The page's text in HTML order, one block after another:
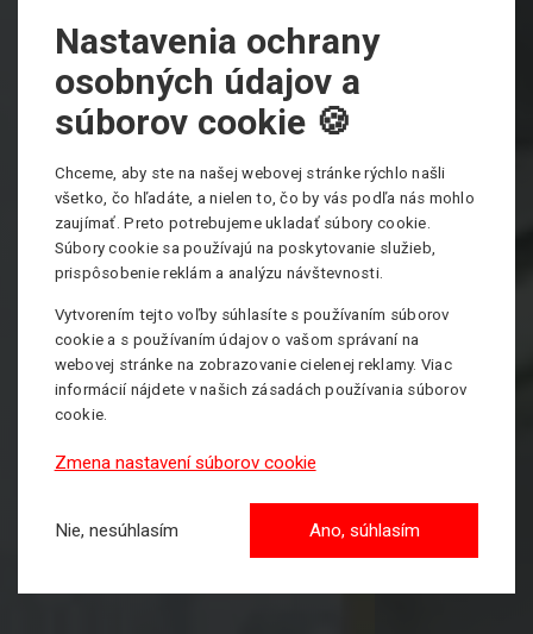
Nastavenia ochrany
osobných údajov a
súborov cookie 🍪
Chceme, aby ste na našej webovej stránke rýchlo našli
všetko, čo hľadáte, a nielen to, čo by vás podľa nás mohlo
zaujímať. Preto potrebujeme ukladať súbory cookie.
Súbory cookie sa používajú na poskytovanie služieb,
prispôsobenie reklám a analýzu návštevnosti.
Vytvorením tejto voľby súhlasíte s používaním súborov
cookie a s používaním údajov o vašom správaní na
webovej stránke na zobrazovanie cielenej reklamy. Viac
informácií nájdete v našich zásadách používania súborov
cookie.
Zmena nastavení súborov cookie
Nie, nesúhlasím Ano, súhlasím